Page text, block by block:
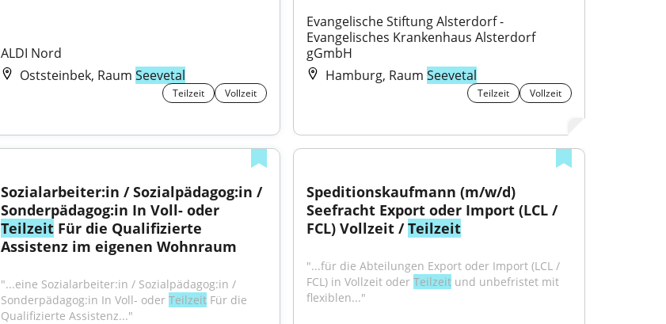
ALDI Nord
Oststeinbek, RaumSeevetal
Teilzeit Vollzeit
Evangelische Stiftung Alsterdorf -
Evangelisches Krankenhaus Alsterdorf
gGmbH
Hamburg, Raum Seevetal
Teilzeit Vollzeit
Sozialarbeiter:in / Sozialpädagog:in /
Teilzeit Für die Qualifizierte
Assistenz im eigenen Wohnraum
"...eine Sozialarbeiter:in / Sozialpädagog:in /
Sonderpädagog:in In Voll- oder Teilzeit Für die
Qualifizierte Assistenz..."
Speditionskaufmann (m/w/d)
Seefracht Export oder Import (LCL /
FCL) Vollzeit / Teilzeit
"...für die Abteilungen Export oder Import (LCL /
FCL) in Vollzeit oder Teilzeit und unbefristet mit
flexiblen..."